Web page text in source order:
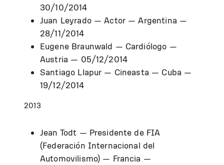
30/10/2014
Juan Leyrado — Actor — Argentina —
28/11/2014
Eugene Braunwald — Cardiólogo —
Austria — 05/12/2014
Santiago Llapur — Cineasta — Cuba —
19/12/2014
2013
Jean Todt — Presidente de FIA
(Federación Internacional del
Automovilismo) — Francia —